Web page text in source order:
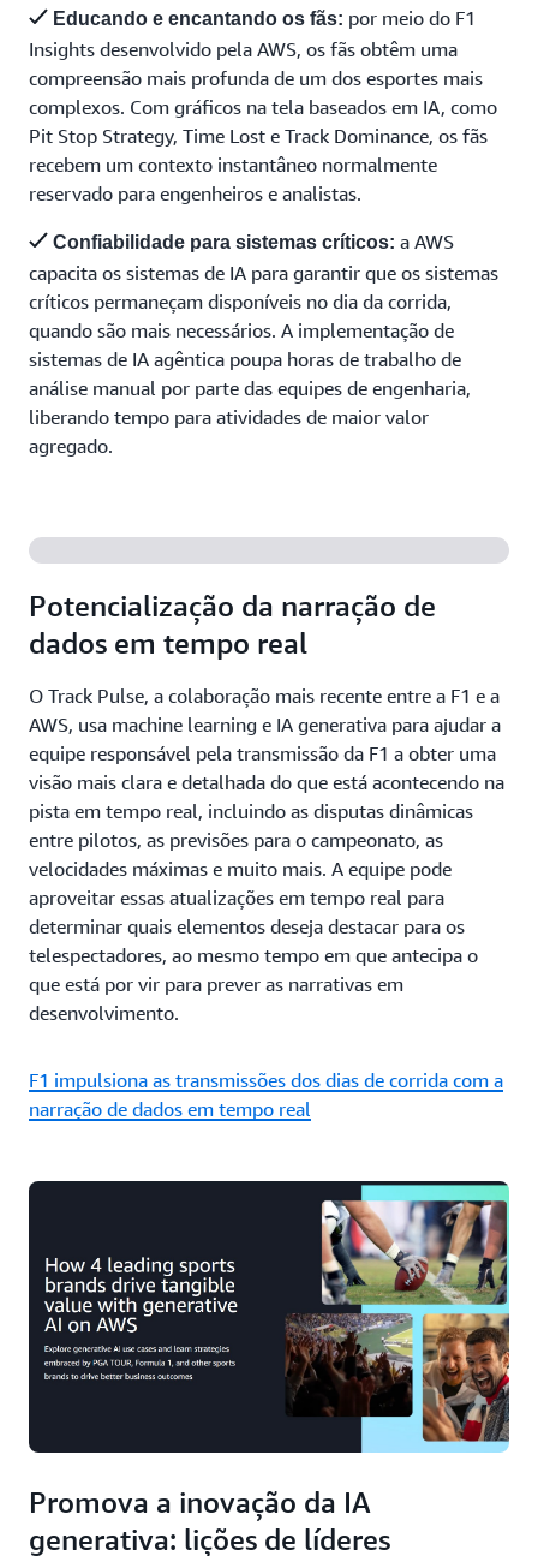
Educando e encantando os fãs: por meio do F1
Insights desenvolvido pela AWS, os fãs obtêm uma
compreensão mais profunda de um dos esportes mais
complexos. Com gráficos na tela baseados em IA, como
Pit Stop Strategy, Time Lost e Track Dominance, os fãs
recebem um contexto instantâneo normalmente
reservado para engenheiros e analistas.
Confiabilidade para sistemas críticos: a AWS
capacita os sistemas de IA para garantir que os sistemas
críticos permaneçam disponíveis no dia da corrida,
quando são mais necessários. A implementação de
sistemas de IA agêntica poupa horas de trabalho de
análise manual por parte das equipes de engenharia,
liberando tempo para atividades de maior valor
agregado.
Potencialização da narração de
dados em tempo real
O Track Pulse, a colaboração mais recente entre a F1 e a
AWS, usa machine learning e IA generativa para ajudar a
equipe responsável pela transmissão da F1 a obter uma
visão mais clara e detalhada do que está acontecendo na
pista em tempo real, incluindo as disputas dinâmicas
entre pilotos, as previsões para o campeonato, as
velocidades máximas e muito mais. A equipe pode
aproveitar essas atualizações em tempo real para
determinar quais elementos deseja destacar para os
telespectadores, ao mesmo tempo em que antecipa o
que está por vir para prever as narrativas em
desenvolvimento.
F1 impulsiona as transmissões dos dias de corrida com a
narração de dados em tempo real
Promova a inovação da IA
generativa: lições de líderes